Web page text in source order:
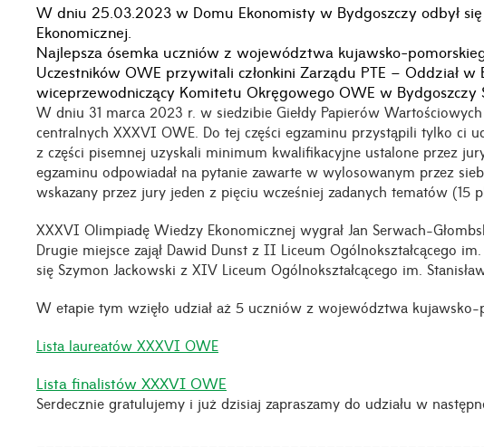
W dniu 25.03.2023 w Domu Ekonomisty w Bydgoszczy odbył
Ekonomicznej.
Najlepsza ósemka uczniów z województwa kujawsko-
Uczestników OWE przywitali członkini Zarządu PTE – Oddział
wiceprzewodniczący Komitetu Okręgowego OWE w Bydgoszczy
W dniu 31 marca 2023 r. w siedzibie Giełdy Papierów
centralnych XXXVI OWE. Do tej części egzaminu przystąpili tylko ci
z części pisemnej uzyskali minimum kwalifikacyjne ustalone przez
egzaminu odpowiadał na pytanie zawarte w wylosowanym przez
wskazany przez jury jeden z pięciu wcześniej zadanych tematów (15
XXXVI Olimpiadę Wiedzy Ekonomicznej wygrał Jan Serwach-
Drugie miejsce zajął Dawid Dunst z II Liceum Ogólnokształcącego
się Szymon Jackowski z XIV Liceum Ogólnokształcącego im.
W etapie tym wzięło udział aż 5 uczniów z województwa kujawsko-
Lista laureatów XXXVI OWE
Lista finalistów XXXVI OWE
Serdecznie gratulujemy i już dzisiaj zapraszamy do udziału w